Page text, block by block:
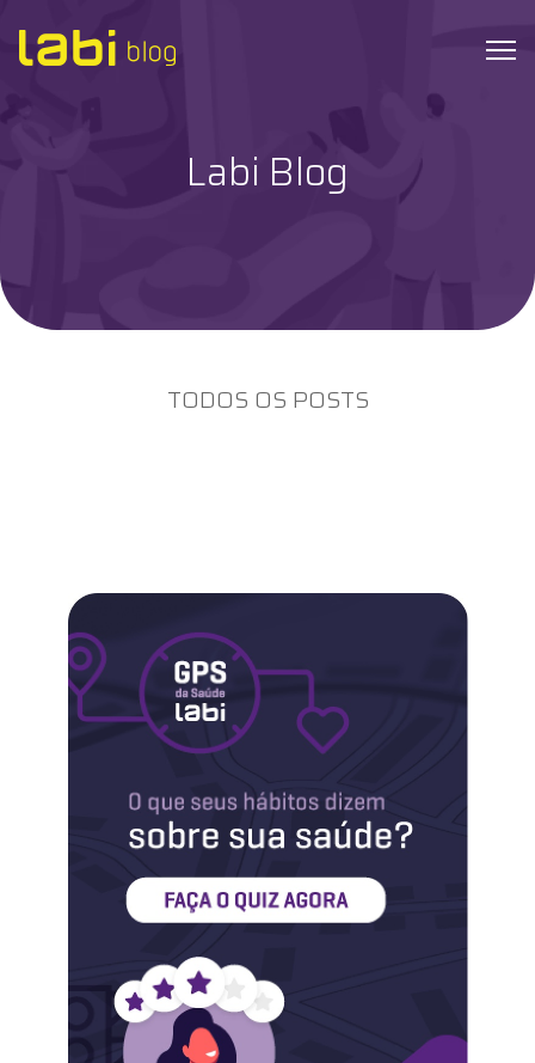
Dicas de Saúde
Maternidade
Novidades do Labi
Saúde da Mulher
Saúde do Homem
Sobre o Labi
Conheça o Labi
Labi Blog
TODOS OS POSTS